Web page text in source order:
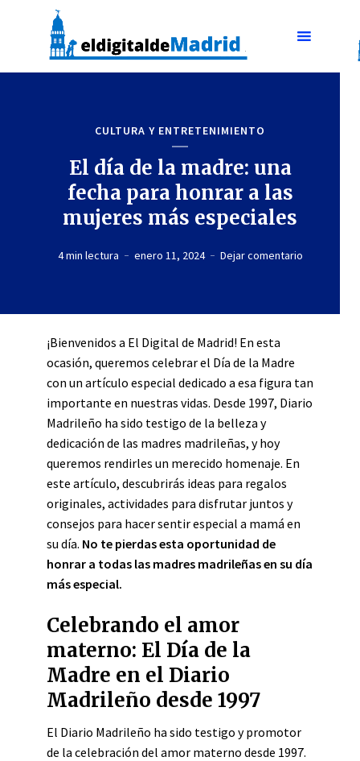
CULTURA Y ENTRETENIMIENTO
El día de la madre: una
fecha para honrar a las
mujeres más especiales
4 min lectura enero 11, 2024 Dejar comentario
¡Bienvenidos a El Digital de Madrid! En esta
ocasión, queremos celebrar el Día de la Madre
con un artículo especial dedicado a esa figura tan
importante en nuestras vidas. Desde 1997, Diario
Madrileño ha sido testigo de la belleza y
dedicación de las madres madrileñas, y hoy
queremos rendirles un merecido homenaje. En
este artículo, descubrirás ideas para regalos
originales, actividades para disfrutar juntos y
consejos para hacer sentir especial a mamá en
su día. No te pierdas esta oportunidad de
honrar a todas las madres madrileñas en su día
más especial.
Celebrando el amor
materno: El Día de la
Madre en el Diario
Madrileño desde 1997
El Diario Madrileño ha sido testigo y promotor
de la celebración del amor materno desde 1997.